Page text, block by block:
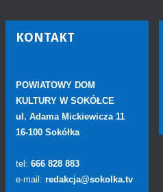
KONTAKT
POWIATOWY DOM
KULTURY W SOKÓŁCE
ul. Adama Mickiewicza 11
16-100 Sokółka
tel: 666 828 883
e-mail: redakcja@sokolka.tv